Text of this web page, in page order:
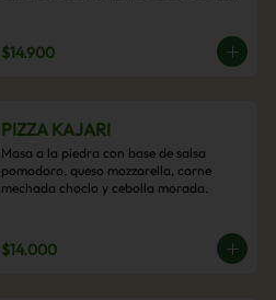
$14.900
PIZZA KAJARI
Masa a la piedra con base de salsa
pomodoro, queso mozzarella, carne
mechada choclo y cebolla morada.
$14.000